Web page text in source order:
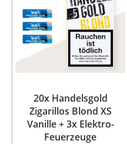
20x Handelsgold
Zigarillos Blond XS
Vanille + 3x Elektro-
Feuerzeuge